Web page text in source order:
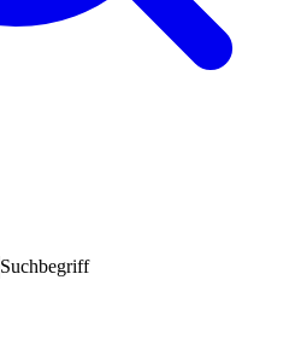
Suchbegriff